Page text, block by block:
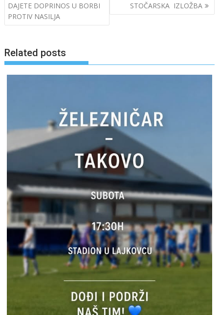
DAJETE DOPRINOS U BORBI
PROTIV NASILJA
STOČARSKA IZLOŽBA
Related posts